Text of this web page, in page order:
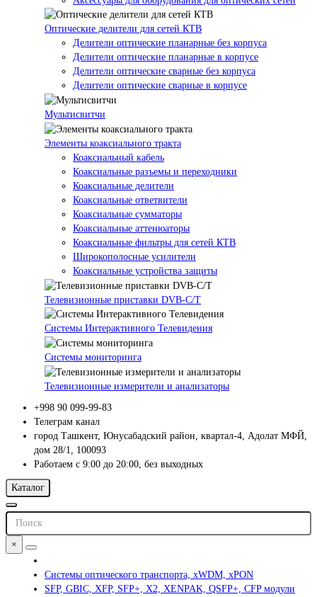
Оптические делители для сетей КТВ
Делители оптические планарные без корпуса
Делители оптические планарные в корпусе
Делители оптические сварные без корпуса
Делители оптические сварные в корпусе
Мультисвитчи
Элементы коаксиального тракта
Коаксиальный кабель
Коаксиальные разъемы и переходники
Коаксиальные делители
Коаксиальные ответвители
Коаксиальные сумматоры
Коаксиальные аттенюаторы
Коаксиальные фильтры для сетей КТВ
Широкополосные усилители
Коаксиальные устройства защиты
Телевизионные приставки DVB-C/T
Системы Интерактивного Телевидения
Системы мониторинга
Телевизионные измерители и анализаторы
+998 90 099-99-83
Телеграм канал
город Ташкент, Юнусабадский район, квартал-4, Адолат МФЙ,
дом 28/1, 100093
Работаем с 9:00 до 20:00, без выходных
Каталог
×
Системы оптического транспорта, xWDM, xPON
SFP, GBIC, XFP, SFP+, X2, XENPAK, QSFP+, CFP модули